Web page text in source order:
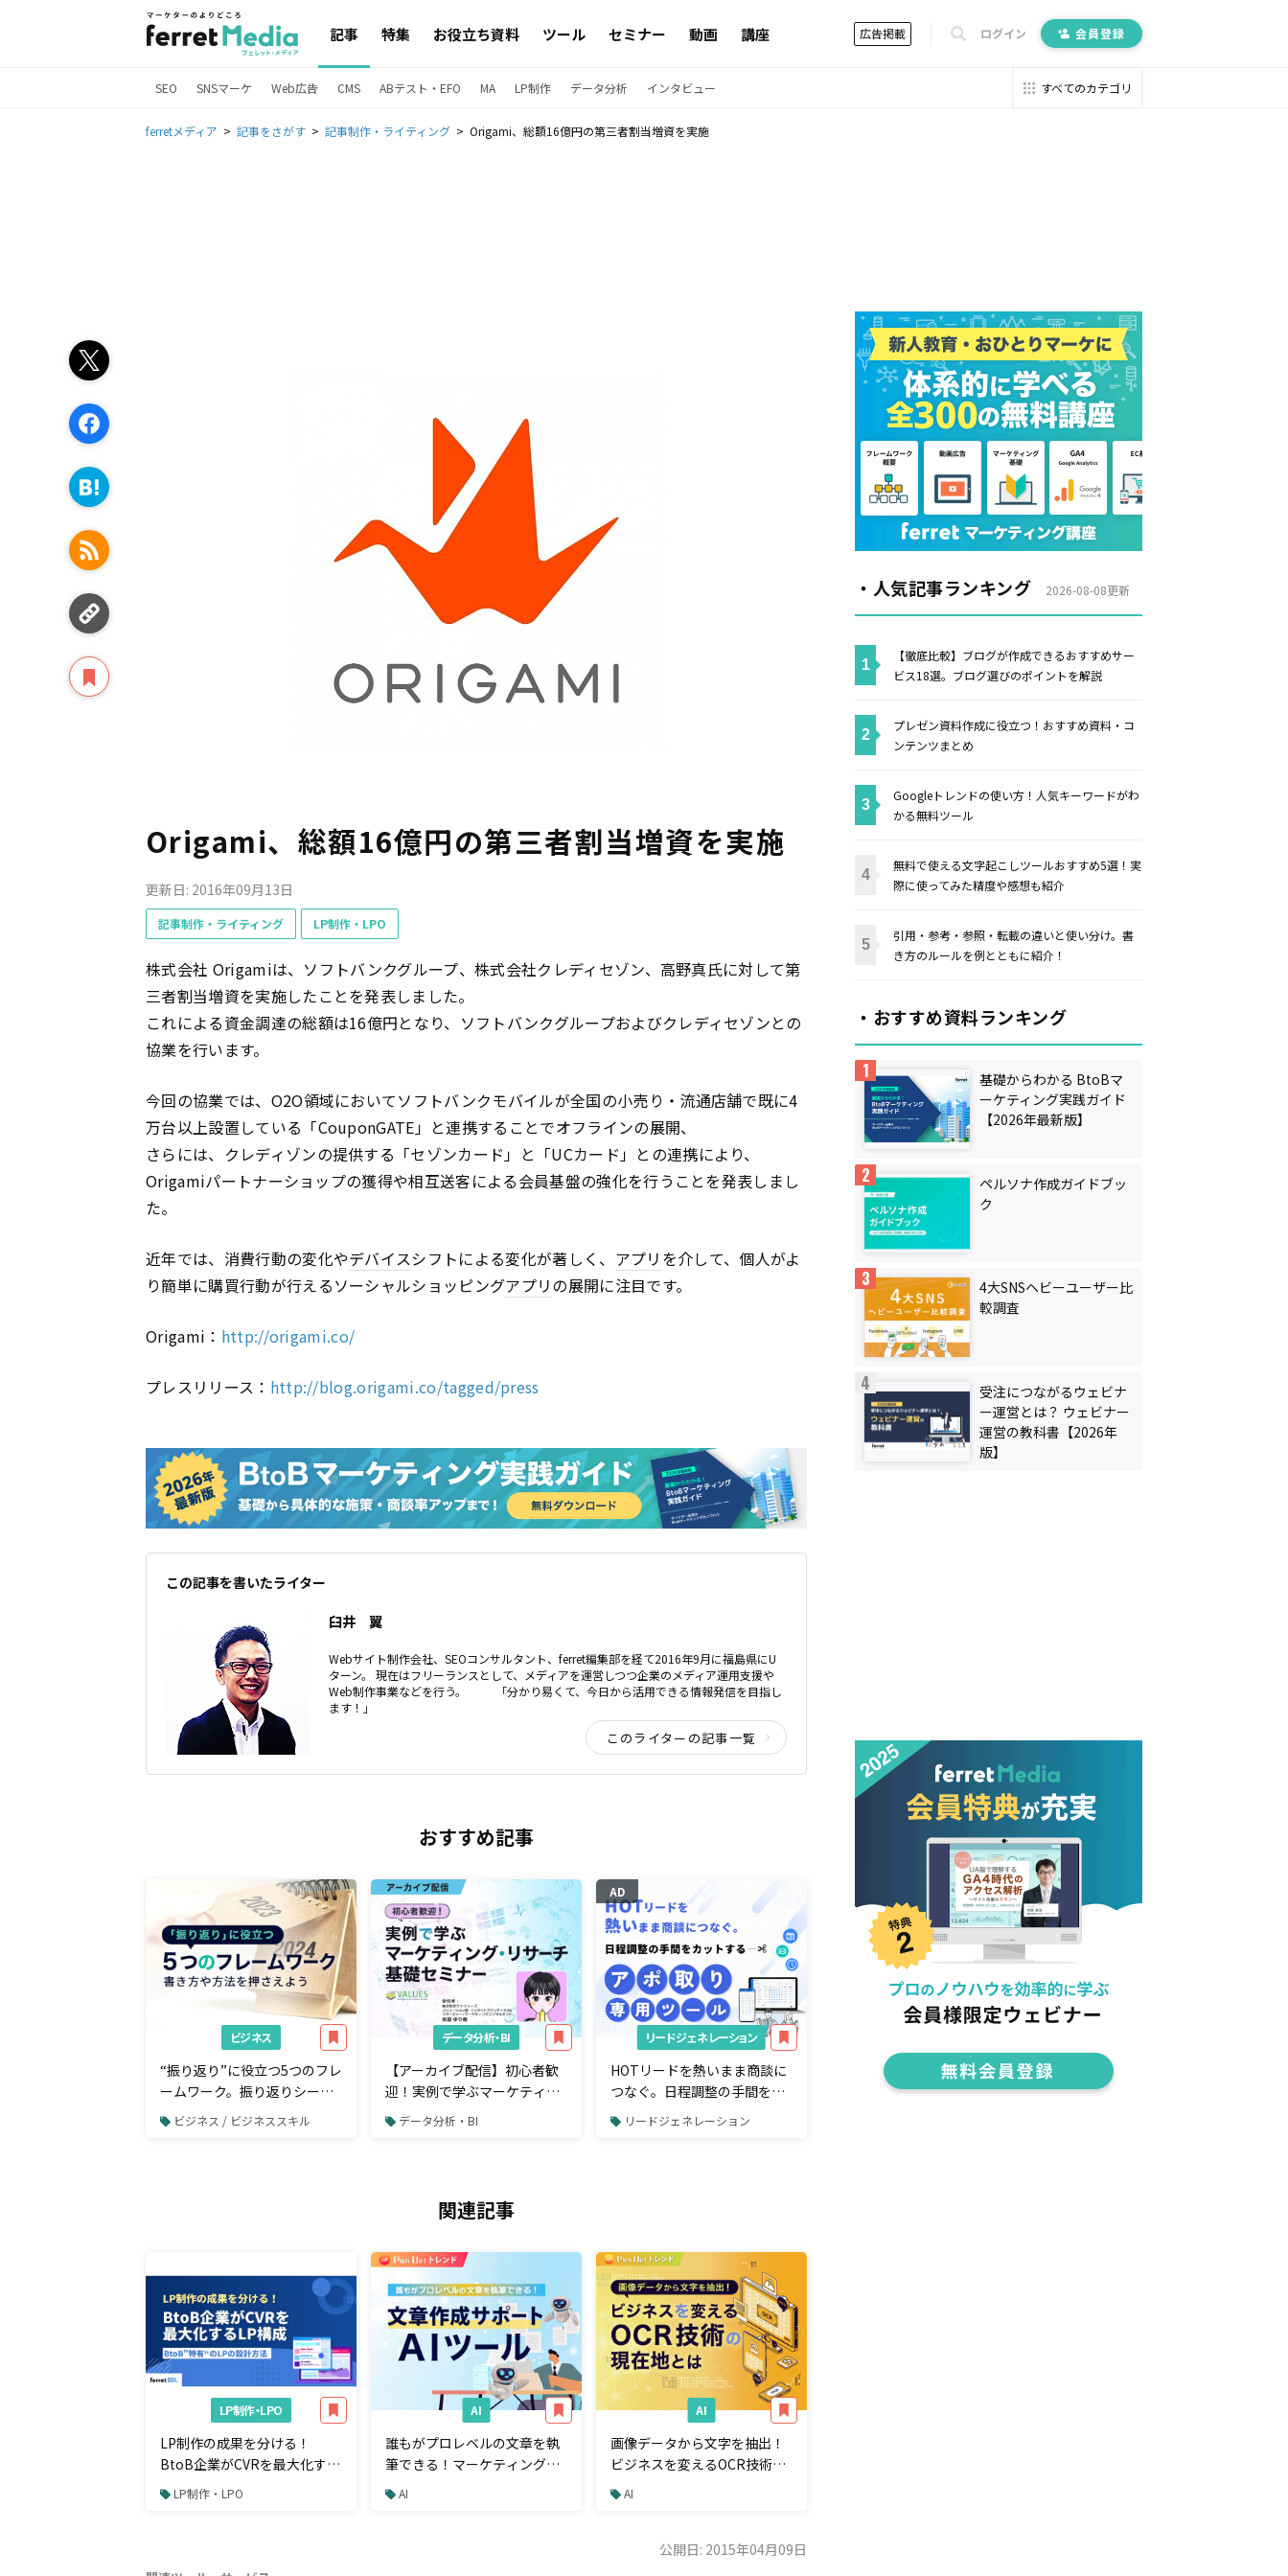
記事 特集 お役立ち資料 ツール セミナー 動画 講座 広告掲載 ログイン 会員登録
SEO SNSマーケ Web広告 CMS ABテスト・EFO MA LP制作 データ分析 インタビュー すべてのカテゴリ
ferretメディア 記事をさがす 記事制作・ライティング Origami、総額16億円の第三者割当増資を実施​
Origami、総額16億円の第三者割当増資を実施​
更新日: 2016年09月13日
記事制作・ライティング LP制作・LPO
株式会社 Origamiは、ソフトバンクグループ、株式会社クレディセゾン、高野真氏に対して第
三者割当増資を実施したことを発表しました。
これによる資金調達の総額は16億円となり、ソフトバンクグループおよびクレディセゾンとの
協業を行います。
今回の協業では、O2O領域においてソフトバンクモバイルが全国の小売り・流通店舗で既に4
万台以上設置している「CouponGATE」と連携することでオフラインの展開、
さらには、クレディゾンの提供する「セゾンカード」と「UCカード」との連携により、
Origamiパートナーショップの獲得や相互送客による会員基盤の強化を行うことを発表しまし
た。
近年では、消費行動の変化やデバイスシフトによる変化が著しく、 アプリ を介して、個人がよ
り簡単に購買行動が行えるソーシャルショッピングアプリの展開に注目です。
Origami： http://origami.co/
プレスリリース： http://blog.origami.co/tagged/press
この記事を書いたライター
臼井 翼
Webサイト制作会社、SEOコンサルタント、ferret編集部を経て2016年9月に福島県にU
ターン。 現在はフリーランスとして、メディアを運営しつつ企業のメディア運用支援や
Web制作事業などを行う。 「分かり易くて、今日から活用できる情報発信を目指し
ます！」
このライターの記事一覧
おすすめ記事
ビジネス
“振り返り”に役立つ5つのフレ
ームワーク。振り返りシート
の書き方や方法を押さえよう
ビジネス / ビジネススキル
データ分析・BI
【アーカイブ配信】初心者歓
迎！実例で学ぶマーケティン
グ・リサーチ基礎セミナー
データ分析・BI
AD
リードジェネレーション
HOTリードを熱いまま商談に
つなぐ。日程調整の手間をカ
ットする「アポ取り専用」ツ
リードジェネレーション
関連記事
LP制作・LPO
LP制作の成果を分ける！
BtoB企業がCVRを最大化する
LP構成とは？
LP制作・LPO
AI
誰もがプロレベルの文章を執
筆できる！マーケティングや
販促の場でも活躍する文章作
AI
AI
画像データから文字を抽出！
ビジネスを変えるOCR技術の
現在地とは
AI
公開日: 2015年04月09日
・人気記事ランキング 2026-08-08更新
【徹底比較】ブログが作成できるおすすめサー
ビス18選。ブログ選びのポイントを解説
プレゼン資料作成に役立つ！おすすめ資料・コ
ンテンツまとめ
Googleトレンドの使い方！人気キーワードがわ
かる無料ツール
無料で使える文字起こしツールおすすめ5選！実
際に使ってみた精度や感想も紹介
引用・参考・参照・転載の違いと使い分け。書
き方のルールを例とともに紹介！
・おすすめ資料ランキング
基礎からわかる BtoBマ
ーケティング実践ガイド
【2026年最新版】
ペルソナ作成ガイドブッ
ク
4大SNSヘビーユーザー比
較調査
受注につながるウェビナ
ー運営とは？ ウェビナー
運営の教科書【2026年
版】